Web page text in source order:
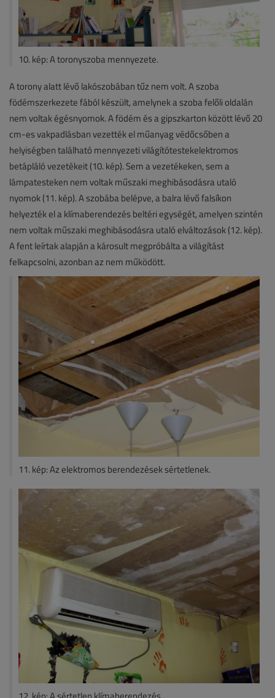
10. kép: A toronyszoba mennyezete.
A torony alatt lévő lakószobában tűz nem volt. A szoba
födémszerkezete fából készült, amelynek a szoba felőli oldalán
nem voltak égésnyomok. A födém és a gipszkarton között lévő 20
cm-es vakpadlásban vezették el műanyag védőcsőben a
helyiségben található mennyezeti világítótestekelektromos
betápláló vezetékeit (10. kép). Sem a vezetékeken, sem a
lámpatesteken nem voltak műszaki meghibásodásra utaló
nyomok (11. kép). A szobába belépve, a balra lévő falsíkon
helyezték el a klímaberendezés beltéri egységét, amelyen szintén
nem voltak műszaki meghibásodásra utaló elváltozások (12. kép).
A fent leírtak alapján a károsult megpróbálta a világítást
felkapcsolni, azonban az nem működött.
11. kép: Az elektromos berendezések sértetlenek.